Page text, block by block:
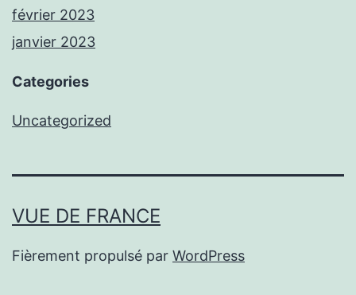
février 2023
janvier 2023
Categories
Uncategorized
VUE DE FRANCE
Fièrement propulsé par WordPress